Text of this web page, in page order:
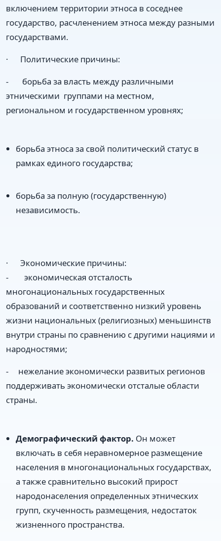
включением территории этноса в соседнее
государство, расчленением этноса между разными
государствами.
· Политические причины:
- борьба за власть между различными
этническими группами на местном,
региональном и государственном уровнях;
борьба этноса за свой политический статус в
рамках единого государства;
борьба за полную (государственную)
независимость.
· Экономические причины:
- экономическая отсталость
многонациональных государственных
образований и соответственно низкий уровень
жизни национальных (религиозных) меньшинств
внутри страны по сравнению с другими нациями и
народностями;
- нежелание экономически развитых регионов
поддерживать экономически отсталые области
страны.
Демографический фактор. Он может
включать в себя неравномерное размещение
населения в многонациональных государствах,
а также сравнительно высокий прирост
народонаселения определенных этнических
групп, скученность размещения, недостаток
жизненного пространства.